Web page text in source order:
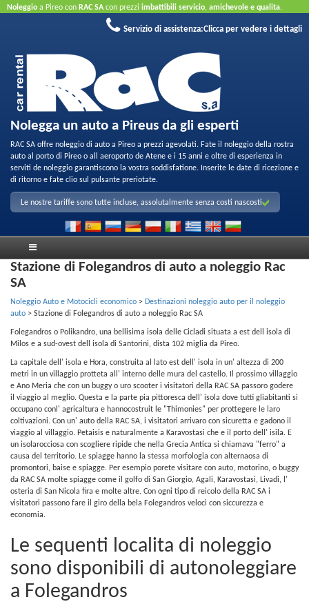
Noleggio a Pireo con RAC SA con prezzi imbattibili servicio, amichevole e qualita.
Prenotate ora per usufruire delle nostre offerte. Senta carta di credito.
Servizio di assistenza:Clicca per vedere i dettagli
Nolegga un auto a Pireus da gli esperti
RAC SA offre noleggio di auto a Pireo a prezzi agevolati. Fate il noleggio della rostra
auto al porto di Pireo o all aeroporto de Atene e i 15 anni e oltre di esperienza in
serviti de noleggio garantiscono la vostra soddisfatione. Inserite le date di ricezione e
di ritorno e fate clio sul pulsante preriotate.
Le nostre tariffe sono tutte incluse, assolutalmente senza costi nascosti
Stazione di Folegandros di auto a noleggio Rac
SA
Noleggio Auto e Motocicli economico > Destinazioni noleggio auto per il noleggio
auto > Stazione di Folegandros di auto a noleggio Rac SA
Folegandros o Polikandro, una bellisima isola delle Cicladi situata a est dell isola di
Milos e a sud-ovest dell isola di Santorini, dista 102 miglia da Pireo.
La capitale dell' isola e Hora, construita al lato est dell' isola in un' altezza di 200
metri in un villaggio protteta all' interno delle mura del castello. Il prossimo villaggio
e Ano Meria che con un buggy o uro scooter i visitatori della RAC SA passoro godere
il viaggio al meglio. Questa e la parte pia pittoresca dell' isola dove tutti gliabitanti si
occupano conl' agricaltura e hannocostruit le "Thimonies" per prottegere le laro
coltivazioni. Con un' auto della RAC SA, i visitatori arrivaro con sicuretta e gadono il
viaggio al villaggio. Petaisis e naturalmente a Karavostasi che e il porto dell' isila. E
un isolarocciosa con scogliere ripide che nella Grecia Antica si chiamava "ferro" a
causa del territorio. Le spiagge hanno la stessa morfologia con alternaosa di
promontori, baise e spiagge. Per esempio porete visitare con auto, motorino, o buggy
da RAC SA molte spiagge come il golfo di San Giorgio, Agali, Karavostasi, Livadi, l'
osteria di San Nicola fira e molte altre. Con ogni tipo di reicolo della RAC SA i
visitatori passono fare il giro della bela Folegandros veloci con siccurezza e
economia.
Le sequenti localita di noleggio
sono disponibili di autonoleggiare
a Folegandros